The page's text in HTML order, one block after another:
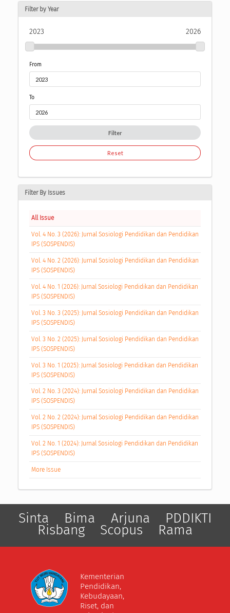
Filter by Year
2023 2026
From
To
Filter
Reset
Filter By Issues
All Issue
Vol. 4 No. 3 (2026): Jurnal Sosiologi Pendidikan dan Pendidikan
IPS (SOSPENDIS)
Vol. 4 No. 2 (2026): Jurnal Sosiologi Pendidikan dan Pendidikan
IPS (SOSPENDIS)
Vol. 4 No. 1 (2026): Jurnal Sosiologi Pendidikan dan Pendidikan
IPS (SOSPENDIS)
Vol. 3 No. 3 (2025): Jurnal Sosiologi Pendidikan dan Pendidikan
IPS (SOSPENDIS)
Vol. 3 No. 2 (2025): Jurnal Sosiologi Pendidikan dan Pendidikan
IPS (SOSPENDIS)
Vol. 3 No. 1 (2025): Jurnal Sosiologi Pendidikan dan Pendidikan
IPS (SOSPENDIS)
Vol. 2 No. 3 (2024): Jurnal Sosiologi Pendidikan dan Pendidikan
IPS (SOSPENDIS)
Vol. 2 No. 2 (2024): Jurnal Sosiologi Pendidikan dan Pendidikan
IPS (SOSPENDIS)
Vol. 2 No. 1 (2024): Jurnal Sosiologi Pendidikan dan Pendidikan
IPS (SOSPENDIS)
More Issue
Sinta Bima Arjuna PDDIKTI
Risbang Scopus Rama
Kementerian
Pendidikan,
Kebudayaan,
Riset, dan